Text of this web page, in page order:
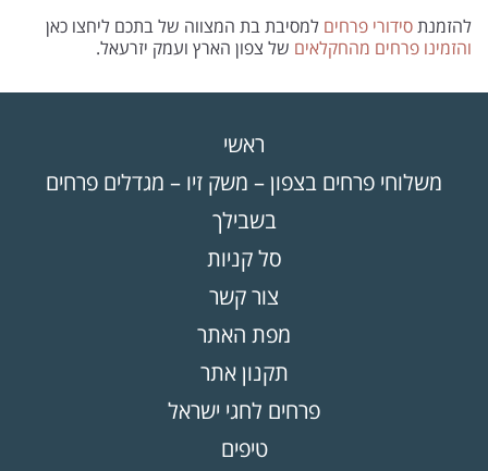
להזמנתסידורי פרחים למסיבת בת המצווה של בתכם ליחצו כאן
והזמינו פרחים מהחקלאים של צפון הארץ ועמק יזרעאל.
ראשי
משלוחי פרחים בצפון – משק זיו – מגדלים פרחים
בשבילך
סל קניות
צור קשר
מפת האתר
תקנון אתר
פרחים לחגי ישראל
טיפים